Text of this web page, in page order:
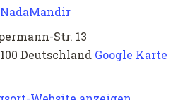
Str. 13
Deutschland Google Karte